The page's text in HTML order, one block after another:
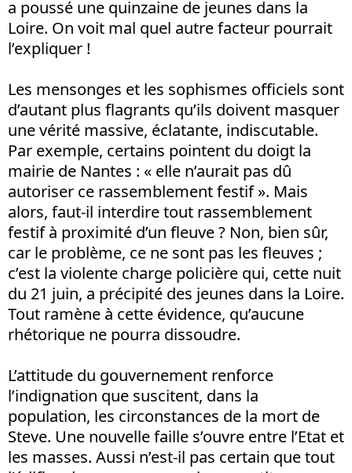
a poussé une quinzaine de jeunes dans la
Loire. On voit mal quel autre facteur pourrait
l’expliquer !
Les mensonges et les sophismes officiels sont
d’autant plus flagrants qu’ils doivent masquer
une vérité massive, éclatante, indiscutable.
Par exemple, certains pointent du doigt la
mairie de Nantes : « elle n’aurait pas dû
autoriser ce rassemblement festif ». Mais
alors, faut-il interdire tout rassemblement
festif à proximité d’un fleuve ? Non, bien sûr,
car le problème, ce ne sont pas les fleuves ;
c’est la violente charge policière qui, cette nuit
du 21 juin, a précipité des jeunes dans la Loire.
Tout ramène à cette évidence, qu’aucune
rhétorique ne pourra dissoudre.
L’attitude du gouvernement renforce
l’indignation que suscitent, dans la
population, les circonstances de la mort de
Steve. Une nouvelle faille s’ouvre entre l’Etat et
les masses. Aussi n’est-il pas certain que tout